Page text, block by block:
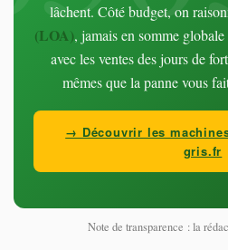
lâchent. Côté budget, on
(LOA), jamais en somme
avec les ventes des jours de
mêmes que la panne vous
→ Découvrir les
gris.fr
Note de transparence : la